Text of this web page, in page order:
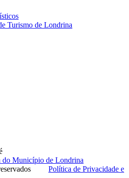
Turismo de Londrina
reservados Política de Privacidade e